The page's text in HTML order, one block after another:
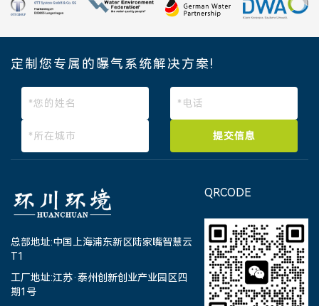
定制您专属的曝气系统解决方案!
提交信息
总部地址:中国上海浦东新区陆家嘴智慧云
T1
工厂地址:江苏·泰州创新创业产业园区四
期1号
QRCODE